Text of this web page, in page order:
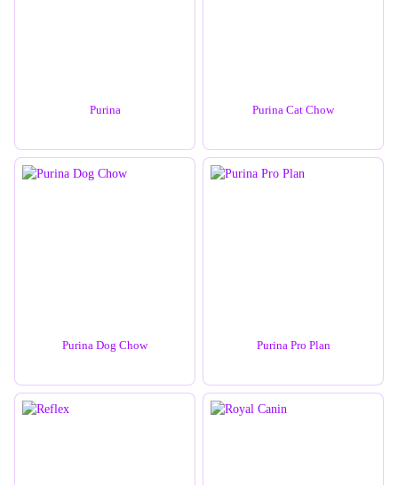
Purina Purina Cat Chow
Purina Dog Chow Purina Pro Plan